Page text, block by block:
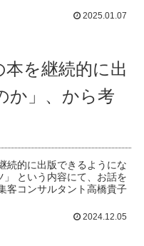
2025.01.07
本を継続的に出
か」、から考
続的に出版できるようにな
という内容にて、お話を
客コンサルタント高橋貴子
2024.12.05